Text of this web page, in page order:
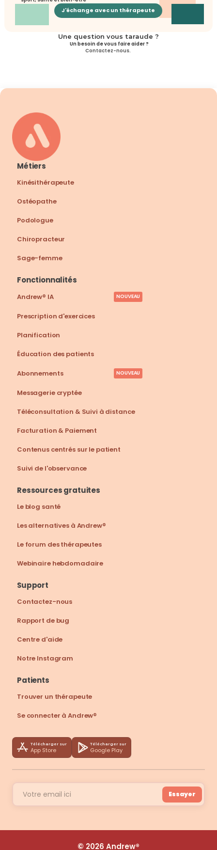
J'échange avec un thérapeute
Une question vous taraude ?
Contactez-nous.
Un besoin de vous faire aider ?
Métiers
Ostéopathe
Podologue
Chiropracteur
Kinésithérapeute
Sage-femme
Fonctionnalités
Prescription d'exercices
Planification
Éducation des patients
Andrew® IA NOUVEAU
Messagerie cryptée
Téléconsultation & Suivi à distance
Facturation & Paiement
Abonnements NOUVEAU
Contenus centrés sur le patient
Suivi de l'observance
Ressources gratuites
Le blog santé
Les alternatives à Andrew®
Le forum des thérapeutes
Webinaire hebdomadaire
Support
Rapport de bug
Contactez-nous
Notre Instagram
Centre d'aide
Patients
Trouver un thérapeute
Se connecter à Andrew®
Télécharger sur
App Store
Télécharger sur
Google Play
Essayer
© 2026 Andrew®